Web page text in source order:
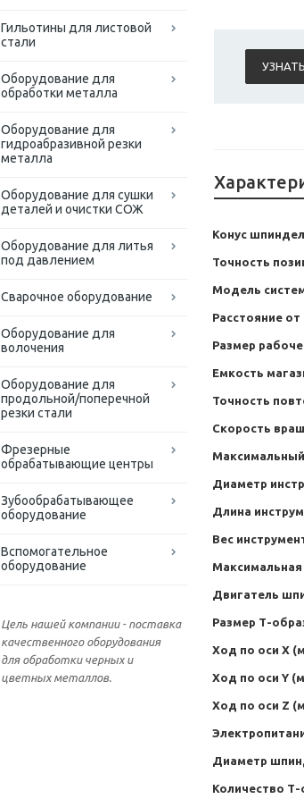
Гильотины для листовой
стали
Оборудование для
обработки металла
Оборудование для
гидроабразивной резки
металла
Оборудование для сушки
деталей и очистки СОЖ
Оборудование для литья
под давлением
Сварочное оборудование
Оборудование для
волочения
Оборудование для
продольной/поперечной
резки стали
Фрезерные
обрабатывающие центры
Зубообрабатывающее
оборудование
Вспомогательное
оборудование
Цель нашей компании - поставка
качественного оборудования
для обработки черных и
цветных металлов.
Конус
Точность
Модель
Расстояние
Размер
Емкость
Точность
Скорость
Максимальный
Диаметр
Длина
Вес
Двигатель
Размер Т-
Ход по оси X
Ход по оси Y
Ход по оси Z
Диаметр
Количество